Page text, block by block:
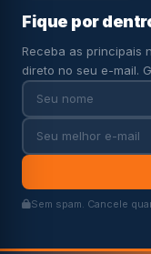
Fique por
Receba as principais
direto no seu e-mail.
Sem spam. Cancele